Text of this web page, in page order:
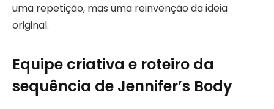
uma repetição, mas uma reinvenção da ideia
original.
Equipe criativa e roteiro da
sequência de Jennifer’s Body